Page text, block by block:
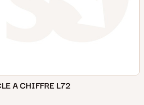
CLE A CHIFFRE L72